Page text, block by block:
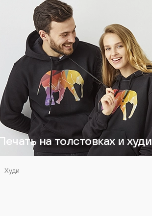
на толстовках и худи
Худи